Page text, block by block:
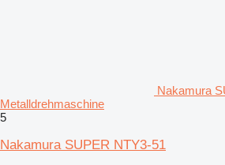
Nakamura
Metalldrehmaschine
5
Nakamura SUPER NTY3-51